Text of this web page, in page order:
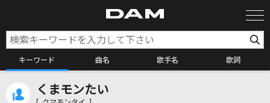
キーワード 曲名 歌手名 歌詞
カラオケ検索
くまモンたい